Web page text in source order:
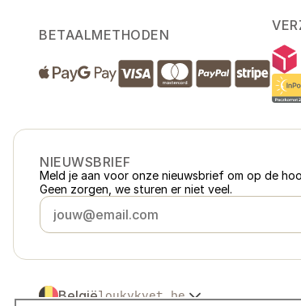
BETAALMETHODEN
NIEUWSBRIEF
Meld je aan voor onze nieuwsbrief om op de
Geen zorgen, we sturen er niet veel.
Belgiëloukykvet.be